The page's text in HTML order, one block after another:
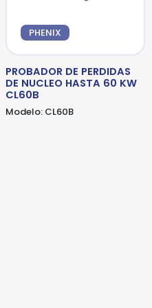
PHENIX
PROBADOR DE PERDIDAS
DE NUCLEO HASTA 60 KW
CL60B
Modelo: CL60B
favor, completa el
favor, completa el